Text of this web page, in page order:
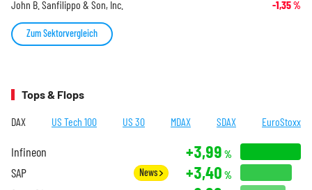
John B. Sanfilippo & Son, Inc. -1,35%
Zum Sektorvergleich
Tops & Flops
DAX US Tech 100 US 30 MDAX SDAX EuroStoxx
Infineon +3,99 %
SAP News +3,40 %